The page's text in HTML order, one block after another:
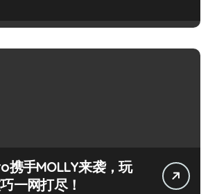
携手MOLLY来袭，玩
一网打尽！